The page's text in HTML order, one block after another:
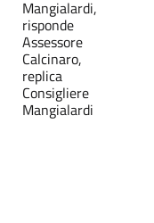
Mangialardi,
risponde
Assessore
Calcinaro,
replica
Consigliere
Mangialardi